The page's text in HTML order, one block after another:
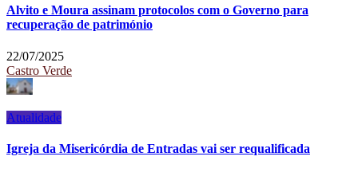
Alvito e Moura assinam protocolos com o Governo para
recuperação de património
22/07/2025
Castro Verde
Atualidade
Igreja da Misericórdia de Entradas vai ser requalificada